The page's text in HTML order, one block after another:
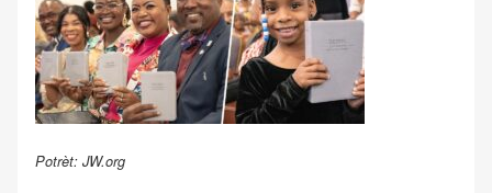
Potrèt: JW.org